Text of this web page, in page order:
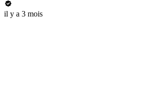
il y a 3 mois